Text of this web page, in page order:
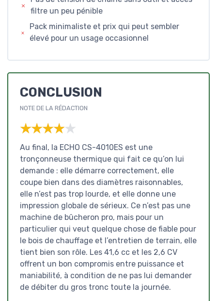
filtre un peu pénible
Pack minimaliste et prix qui peut sembler
élevé pour un usage occasionnel
CONCLUSION
NOTE DE LA RÉDACTION
★★★★★
★★★★★
Au final, la ECHO CS-4010ES est une
tronçonneuse thermique qui fait ce qu’on lui
demande : elle démarre correctement, elle
coupe bien dans des diamètres raisonnables,
elle n’est pas trop lourde, et elle donne une
impression globale de sérieux. Ce n’est pas une
machine de bûcheron pro, mais pour un
particulier qui veut quelque chose de fiable pour
le bois de chauffage et l’entretien de terrain, elle
tient bien son rôle. Les 41,6 cc et les 2,6 CV
offrent un bon compromis entre puissance et
maniabilité, à condition de ne pas lui demander
de débiter du gros tronc toute la journée.